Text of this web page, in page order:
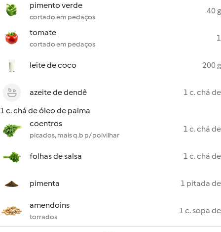
pimento verde
cortado em pedaços
40 g
tomate
cortado em pedaços
1
leite de coco 200 g
azeite de dendê
1 c. chá de
1 c. chá de óleo de palma
coentros
picados, mais q.b p/ polvilhar
1 c. chá de
folhas de salsa 1 c. chá de
pimenta 1 pitada de
amendoins
torrados
1 c. sopa de